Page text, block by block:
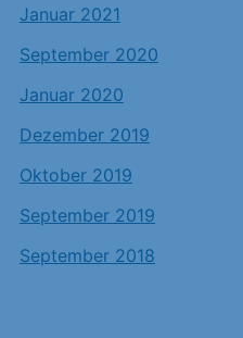
Januar 2021
September 2020
Januar 2020
Dezember 2019
Oktober 2019
September 2019
September 2018